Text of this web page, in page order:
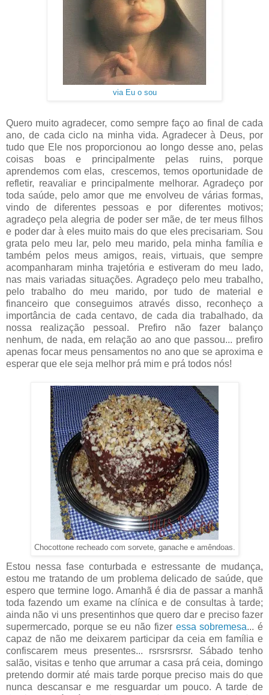
via Eu o sou
Quero muito agradecer, como sempre faço ao final de cada
ano, de cada ciclo na minha vida. Agradecer à Deus, por
tudo que Ele nos proporcionou ao longo desse ano, pelas
coisas boas e principalmente pelas ruins, porque
aprendemos com elas, crescemos, temos oportunidade de
refletir, reavaliar e principalmente melhorar. Agradeço por
toda saúde, pelo amor que me envolveu de várias formas,
vindo de diferentes pessoas e por diferentes motivos;
agradeço pela alegria de poder ser mãe, de ter meus filhos
e poder dar à eles muito mais do que eles precisariam. Sou
grata pelo meu lar, pelo meu marido, pela minha família e
também pelos meus amigos, reais, virtuais, que sempre
acompanharam minha trajetória e estiveram do meu lado,
nas mais variadas situações. Agradeço pelo meu trabalho,
pelo trabalho do meu marido, por tudo de material e
financeiro que conseguimos através disso, reconheço a
importância de cada centavo, de cada dia trabalhado, da
nossa realização pessoal. Prefiro não fazer balanço
nenhum, de nada, em relação ao ano que passou... prefiro
apenas focar meus pensamentos no ano que se aproxima e
esperar que ele seja melhor prá mim e prá todos nós!
Chocottone recheado com sorvete, ganache e amêndoas.
Estou nessa fase conturbada e estressante de mudança,
estou me tratando de um problema delicado de saúde, que
espero que termine logo. Amanhã é dia de passar a manhã
toda fazendo um exame na clínica e de consultas à tarde;
ainda não vi uns presentinhos que quero dar e preciso fazer
supermercado, porque se eu não fizer essa sobremesa... é
capaz de não me deixarem participar da ceia em família e
confiscarem meus presentes... rsrsrsrsrsr. Sábado tenho
salão, visitas e tenho que arrumar a casa prá ceia, domingo
pretendo dormir até mais tarde porque preciso mais do que
nunca descansar e me resguardar um pouco. A tarde de